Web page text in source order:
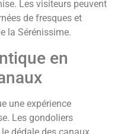
Les visiteurs peuvent
de fresques et
la Sérénissime.
en
une expérience
Les gondoliers
dédale des canaux,